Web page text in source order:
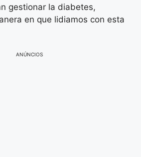
gestionar la diabetes,
en que lidiamos con esta
ANÚNCIOS